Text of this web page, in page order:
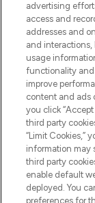
Do
advertising
access and
addresses and
and interactions,
usage
functionality and
improve
content and ads
you click
third party
“Limit Cookies,”
information may
third party
enable default
deployed. You
preferences for